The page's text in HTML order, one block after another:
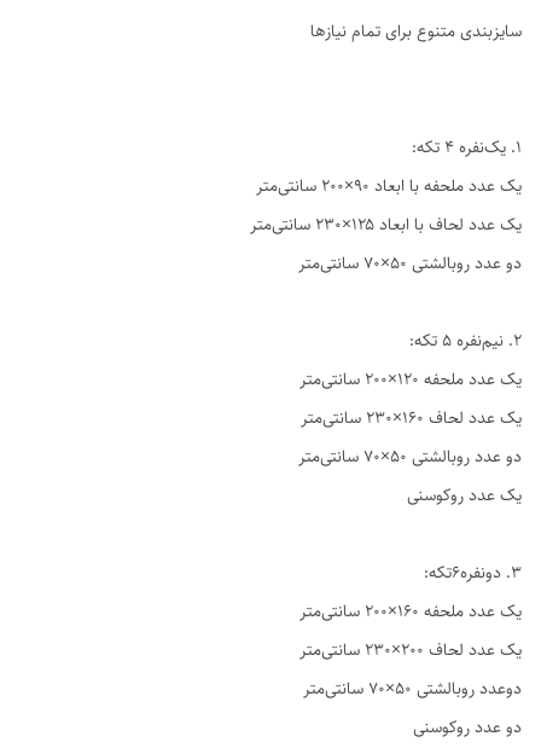
سایزبندی متنوع برای تمام نیازها
1. یک‌نفره ۴ تکه:
یک عدد ملحفه با ابعاد ۹۰×۲۰۰ سانتی‌متر
یک عدد لحاف با ابعاد ۱۲۵×۲۳۰ سانتی‌متر
دو عدد روبالشتی ۵۰×۷۰ سانتی‌متر
2. نیم‌نفره ۵ تکه:
یک عدد ملحفه ۱۲۰×۲۰۰ سانتی‌متر
یک عدد لحاف ۱۶۰×۲۳۰ سانتی‌متر
دو عدد روبالشتی ۵۰×۷۰ سانتی‌متر
یک عدد روکوسنی
3. دو‌نفره6تکه:
یک عدد ملحفه ۱۶۰×۲۰۰ سانتی‌متر
یک عدد لحاف ۲۰۰×۲۳۰ سانتی‌متر
دوعدد روبالشتی ۵۰×۷۰ سانتی‌متر
دو عدد روکوسنی